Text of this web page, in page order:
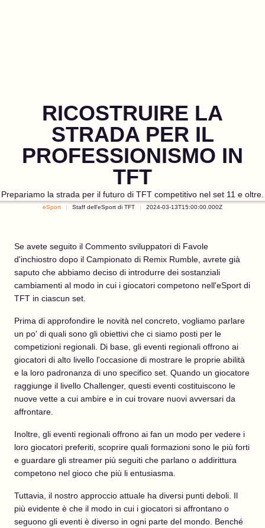
RICOSTRUIRE LA
STRADA PER IL
PROFESSIONISMO IN
TFT
Prepariamo la strada per il futuro di TFT competitivo nel set 11 e oltre.
eSport Staff dell'eSport di TFT 2024-03-13T15:00:00.000Z
Se avete seguito il Commento sviluppatori di Favole
d'inchiostro dopo il Campionato di Remix Rumble, avrete già
saputo che abbiamo deciso di introdurre dei sostanziali
cambiamenti al modo in cui i giocatori competono nell'eSport di
TFT in ciascun set.
Prima di approfondire le novità nel concreto, vogliamo parlare
un po' di quali sono gli obiettivi che ci siamo posti per le
competizioni regionali. Di base, gli eventi regionali offrono ai
giocatori di alto livello l'occasione di mostrare le proprie abilità
e la loro padronanza di uno specifico set. Quando un giocatore
raggiunge il livello Challenger, questi eventi costituiscono le
nuove vette a cui ambire e in cui trovare nuovi avversari da
affrontare.
Inoltre, gli eventi regionali offrono ai fan un modo per vedere i
loro giocatori preferiti, scoprire quali formazioni sono le più forti
e guardare gli streamer più seguiti che parlano o addirittura
competono nel gioco che più li entusiasma.
Tuttavia, il nostro approccio attuale ha diversi punti deboli. Il
più evidente è che il modo in cui i giocatori si affrontano o
seguono gli eventi è diverso in ogni parte del mondo. Benché